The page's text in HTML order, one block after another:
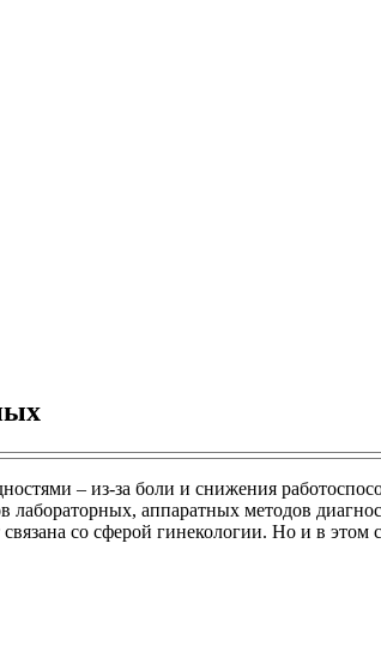
– из-за боли и снижения
лабораторных, аппаратных методов
со сферой гинекологии. Но и в этом